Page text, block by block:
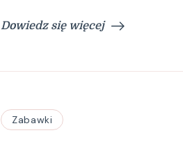
Dowiedz się więcej
Zabawki